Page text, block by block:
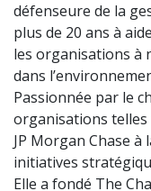
défenseure de la
plus de 20 ans à
les organisations à
dans
Passionnée par le
organisations telles
JP Morgan Chase
initiatives
Elle a fondé The